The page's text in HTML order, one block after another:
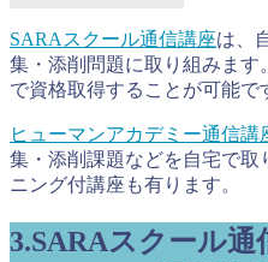
SARAスクール通信講座は、
集・添削問題に取り組みま
で資格取得することが可能で
ヒューマンアカデミー通信講
集・添削課題などを自宅で
ニング付講座も有ります。
3.SARAスクール